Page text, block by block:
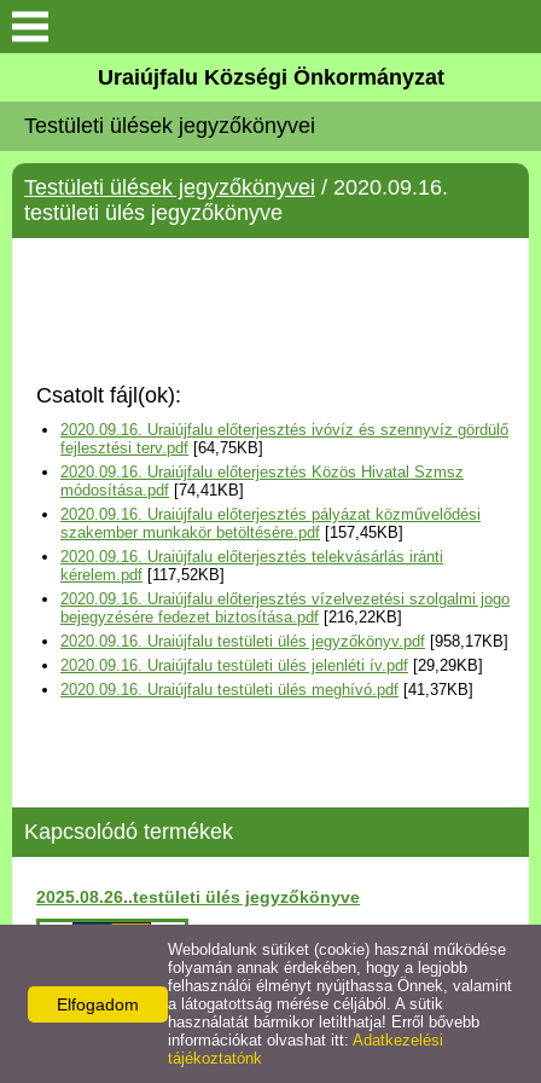
Köszöntő
Elérhetőségek
Uraiújfalu
Választási információk
Versenyképes Járások
Program
Települési Arculati
Kézikönyv
Hírek
Egyéb intézmények
Egyéb szolgáltatások
Egészségügyi ellátás
Uraiújfalu Sportegyesület
Uraiújfalu Községi Önkormányzat
Testületi ülések jegyzőkönyvei
Testületi ülések jegyzőkönyvei / 2020.09.16.
testületi ülés jegyzőkönyve
Csatolt fájl(ok):
2020.09.16. Uraiújfalu előterjesztés ivóvíz és szennyvíz gördülő
fejlesztési terv.pdf [64,75KB]
2020.09.16. Uraiújfalu előterjesztés Közös Hivatal Szmsz
módosítása.pdf [74,41KB]
2020.09.16. Uraiújfalu előterjesztés pályázat közművelődési
szakember munkakör betöltésére.pdf [157,45KB]
2020.09.16. Uraiújfalu előterjesztés telekvásárlás iránti
kérelem.pdf [117,52KB]
2020.09.16. Uraiújfalu előterjesztés vízelvezetési szolgalmi jogo
bejegyzésére fedezet biztosítása.pdf [216,22KB]
2020.09.16. Uraiújfalu testületi ülés jegyzőkönyv.pdf [958,17KB]
2020.09.16. Uraiújfalu testületi ülés jelenléti ív.pdf [29,29KB]
2020.09.16. Uraiújfalu testületi ülés meghívó.pdf [41,37KB]
Kapcsolódó termékek
2025.08.26..testületi ülés jegyzőkönyve
Részletek
Elfogadom
Weboldalunk sütiket (cookie) használ működése
folyamán annak érdekében, hogy a legjobb
felhasználói élményt nyújthassa Önnek, valamint
a látogatottság mérése céljából. A sütik
használatát bármikor letilthatja! Erről bővebb
információkat olvashat itt: Adatkezelési
tájékoztatónk